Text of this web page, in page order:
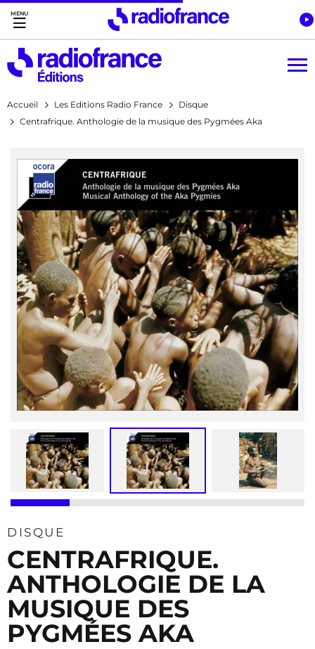
Accès direct :
Menu principal
Contenu
Accueil Les Editions Radio France
Disque
Centrafrique. Anthologie de la musique des Pygmées Aka
DISQUE
CENTRAFRIQUE.
ANTHOLOGIE DE LA
MUSIQUE DES
PYGMÉES AKA